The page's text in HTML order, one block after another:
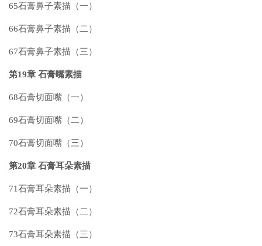
65石膏鼻子素描（一）
66石膏鼻子素描（二）
67石膏鼻子素描（三）
第19章 石膏嘴素描
68石膏切面嘴（一）
69石膏切面嘴（二）
70石膏切面嘴（三）
第20章 石膏耳朵素描
71石膏耳朵素描（一）
72石膏耳朵素描（二）
73石膏耳朵素描（三）